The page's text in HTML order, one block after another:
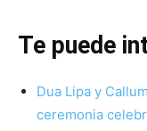
Te puede
Dua Lipa y
ceremonia